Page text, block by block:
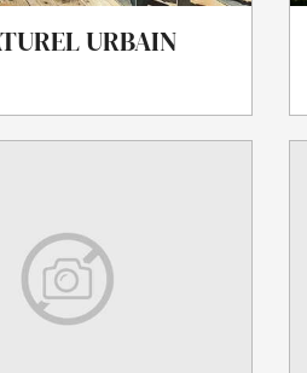
URBAIN